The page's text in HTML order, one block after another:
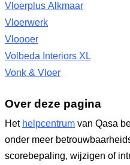
Vloerplus Alkmaar
Vloerwerk
Vloooer
Volbeda Interiors XL
Vonk & Vloer
Over deze pagina
Het helpcentrum van Qasa
onder meer
scorebepaling, wijzigen of